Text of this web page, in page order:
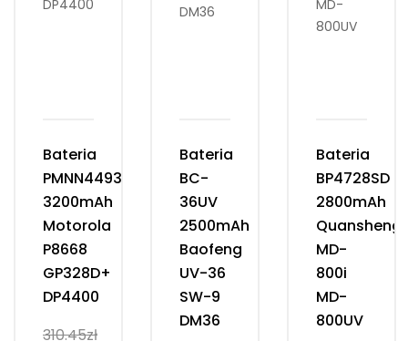
Bateria
PMNN4493D
3200mAh
Motorola
P8668
GP328D+
DP4400
310.45zł
Bateria
BC-
36UV
2500mAh
Baofeng
UV-36
SW-9
DM36
Bateria
BP4728SD
2800mAh
Quansheng
MD-
800i
MD-
800UV